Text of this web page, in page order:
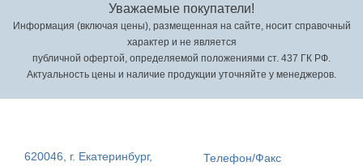
Уважаемые покупатели!
Информация (включая цены), размещенная на сайте, носит справочный
характер и не является
публичной офертой, определяемой положениями ст. 437 ГК РФ.
Актуальность цены и наличие продукции уточняйте у менеджеров.
620046, г. Екатеринбург,
Телефон/Факс